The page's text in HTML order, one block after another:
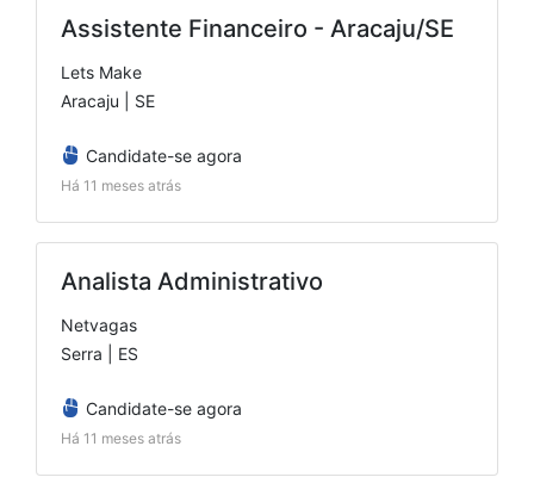
Assistente Financeiro - Aracaju/SE
Lets Make
Aracaju | SE
Candidate-se agora
Há 11 meses atrás
Analista Administrativo
Netvagas
Serra | ES
Candidate-se agora
Há 11 meses atrás